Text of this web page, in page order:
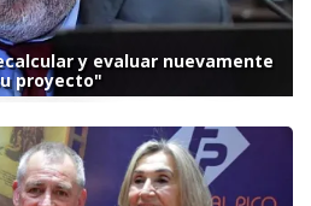
y evaluar nuevamente
proyecto"